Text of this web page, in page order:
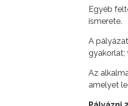
RENDELETEK
Egyéb
ismerete.
A
gyakorlat;
Az
amelyet